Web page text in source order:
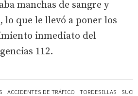
ACCIDENTES DE TRÁFICO TORDESILLAS
manchas de sangre y
lo que le llevó a poner los
inmediato del
112.